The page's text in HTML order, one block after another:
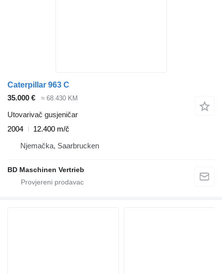
Caterpillar 963 C
35.000 €
≈ 68.430 KM
Utovarivač gusjeničar
2004
12.400 m/č
Njemačka, Saarbrucken
BD Maschinen Vertrieb